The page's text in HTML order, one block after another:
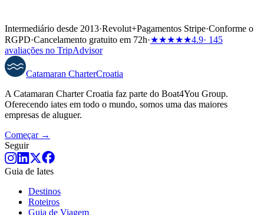
Intermediário desde 2013·Revolut+Pagamentos Stripe·Conforme o
RGPD·Cancelamento gratuito em 72h·★★★★★4.9· 145
avaliações no TripAdvisor
Catamaran CharterCroatia
A Catamaran Charter Croatia faz parte do Boat4You Group.
Oferecendo iates em todo o mundo, somos uma das maiores
empresas de aluguer.
Começar →
Seguir
Guia de Iates
Destinos
Roteiros
Guia de Viagem